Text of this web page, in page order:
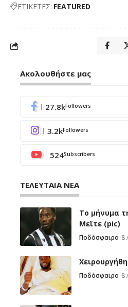
ΕΤΙΚΕΤΕΣ: FEATURED
Ακολουθήστε μας
27.8kFollowers
3.2kFollowers
524Subscribers
ΤΕΛΕΥΤΑΙΑ ΝΕΑ
Το μήνυμα
Μεϊτε (pic)
Ποδόσφαιρο 8
Ποδόσφαιρο 8